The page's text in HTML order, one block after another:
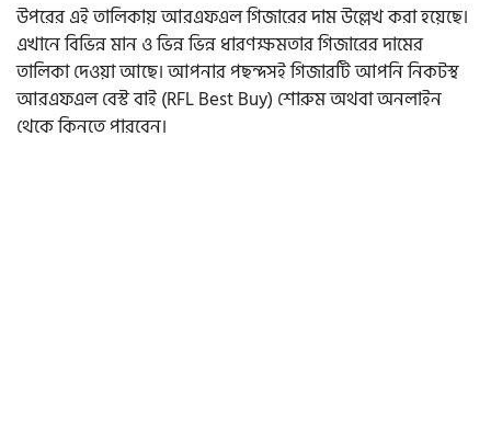
উপরের এই তালিকায় আরএফএল গিজারের দাম উল্লেখ করা হয়েছে।
এখানে বিভিন্ন মান ও ভিন্ন ভিন্ন ধারণক্ষমতার গিজারের দামের
তালিকা দেওয়া আছে। আপনার পছন্দসই গিজারটি আপনি নিকটস্থ
আরএফএল বেস্ট বাই (RFL Best Buy) শোরুম অথবা অনলাইন
থেকে কিনতে পারবেন।